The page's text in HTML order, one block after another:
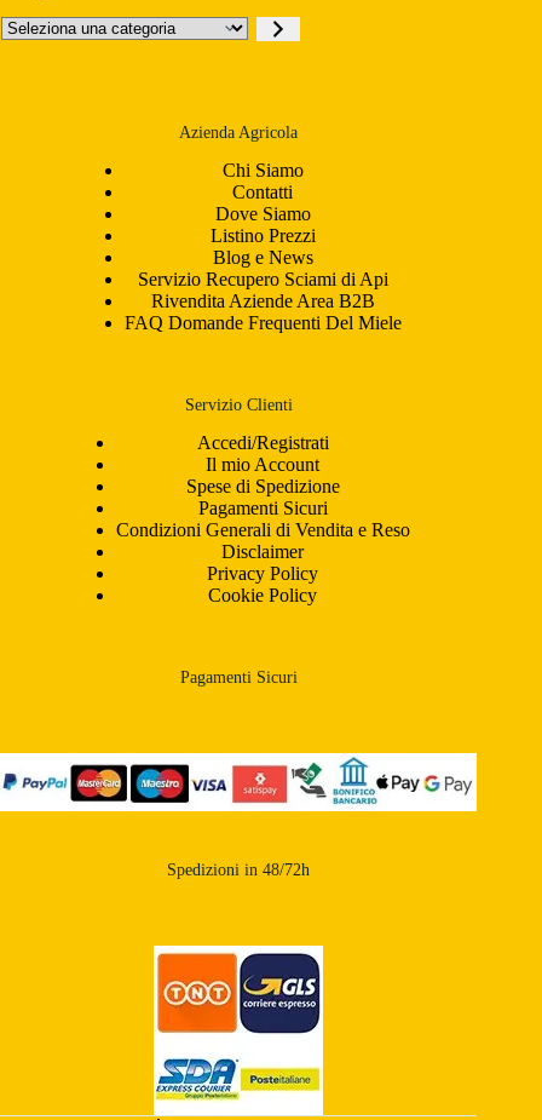
Seleziona
una
Azienda Agricola
Chi Siamo
Contatti
Dove Siamo
Listino Prezzi
Blog e News
Servizio Recupero Sciami di Api
Rivendita Aziende Area B2B
FAQ Domande Frequenti Del Miele
Servizio Clienti
Accedi/Registrati
Il mio Account
Spese di Spedizione
Pagamenti Sicuri
Condizioni Generali di Vendita e Reso
Disclaimer
Privacy Policy
Cookie Policy
Pagamenti Sicuri
Spedizioni in 48/72h